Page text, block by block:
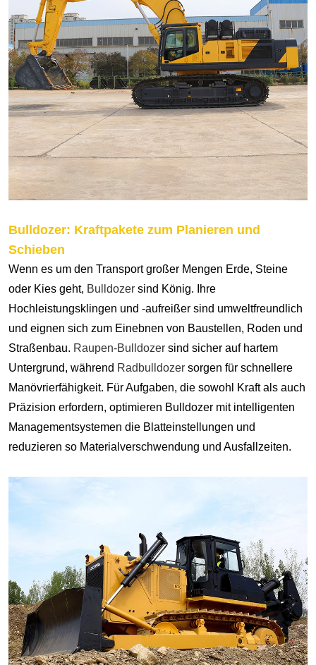
Bulldozer: Kraftpakete zum Planieren und
Schieben
Wenn es um den Transport großer Mengen Erde, Steine ​​
oder Kies geht, Bulldozer sind König. Ihre
Hochleistungsklingen und -aufreißer sind umweltfreundlich
und eignen sich zum Einebnen von Baustellen, Roden und
Straßenbau. Raupen-Bulldozer sind sicher auf hartem
Untergrund, während Radbulldozer sorgen für schnellere
Manövrierfähigkeit. Für Aufgaben, die sowohl Kraft als auch
Präzision erfordern, optimieren Bulldozer mit intelligenten
Managementsystemen die Blatteinstellungen und
reduzieren so Materialverschwendung und Ausfallzeiten.